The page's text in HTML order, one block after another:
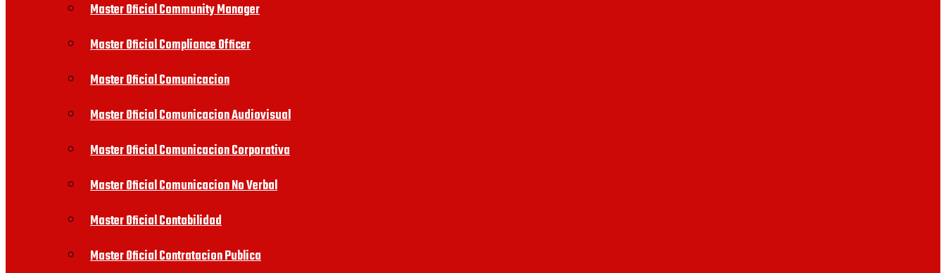
Master Oficial Community Manager
Master Oficial Compliance Officer
Master Oficial Comunicacion
Master Oficial Comunicacion Audiovisual
Master Oficial Comunicacion Corporativa
Master Oficial Comunicacion No Verbal
Master Oficial Contabilidad
Master Oficial Contratacion Publica